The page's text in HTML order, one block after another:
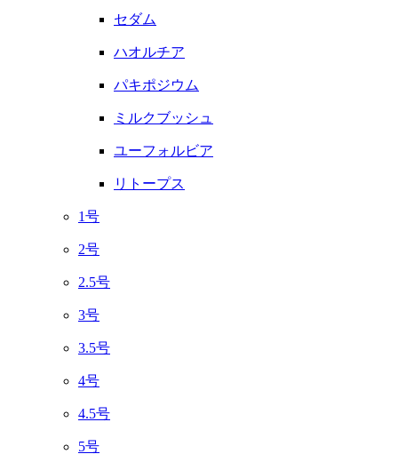
セダム
ハオルチア
パキポジウム
ミルクブッシュ
ユーフォルビア
リトープス
1号
2号
2.5号
3号
3.5号
4号
4.5号
5号